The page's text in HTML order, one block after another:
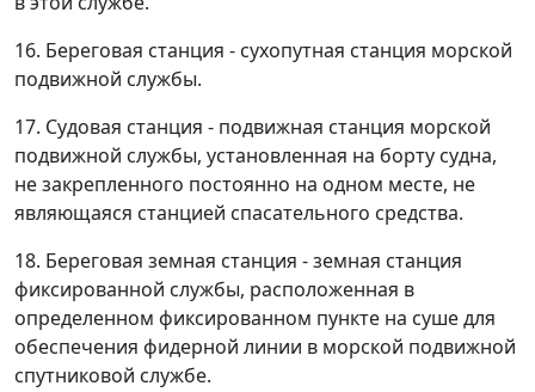
16. Береговая станция - сухопутная станция морской
подвижной службы.
17. Судовая станция - подвижная станция морской
подвижной службы, установленная на борту судна,
не закрепленного постоянно на одном месте, не
являющаяся станцией спасательного средства.
18. Береговая земная станция - земная станция
фиксированной службы, расположенная в
определенном фиксированном пункте на суше для
обеспечения фидерной линии в морской подвижной
спутниковой службе.